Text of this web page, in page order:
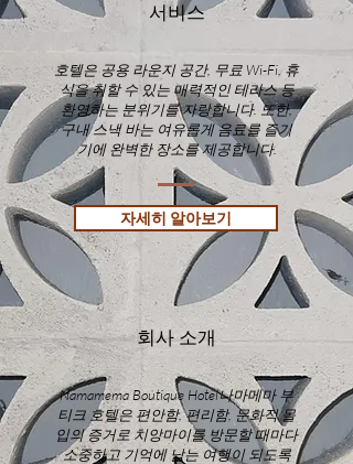
서비스
호텔은 공용 라운지 공간, 무료 Wi-Fi, 휴
식을 취할 수 있는 매력적인 테라스 등
환영하는 분위기를 자랑합니다. 또한,
구내 스낵 바는 여유롭게 음료를 즐기
기에 완벽한 장소를 제공합니다.
자세히 알아보기
회사 소개
Namamema Boutique Hotel나마메마 부
티크 호텔은 편안함, 편리함, 문화적 몰
입의 증거로 치앙마이를 방문할 때마다
소중하고 기억에 남는 여행이 되도록